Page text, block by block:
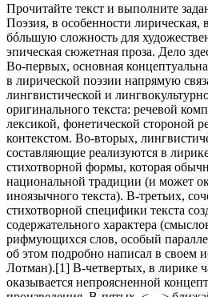
Прочитайте текст и выполните
Поэзия, в особенности лирическая,
бóльшую сложность для
эпическая сюжетная проза. Дело
Во-первых, основная
в лирической поэзии напрямую
лингвистической и
оригинального текста: речевой
лексикой, фонетической стороной
контекстом. Во-вторых,
составляющие реализуются в
стихотворной формы, которая
национальной традиции (и может
иноязычного текста). В-третьих,
стихотворной специфики текста
содержательного характера
рифмующихся слов, особый
об этом подробно написал в своем
Лотман).[1] В-четвертых, в лирике
оказывается непроясненной